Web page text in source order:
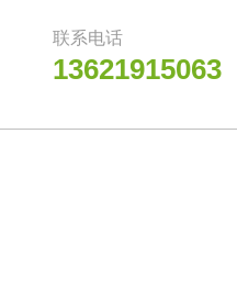
联系电话
13621915063